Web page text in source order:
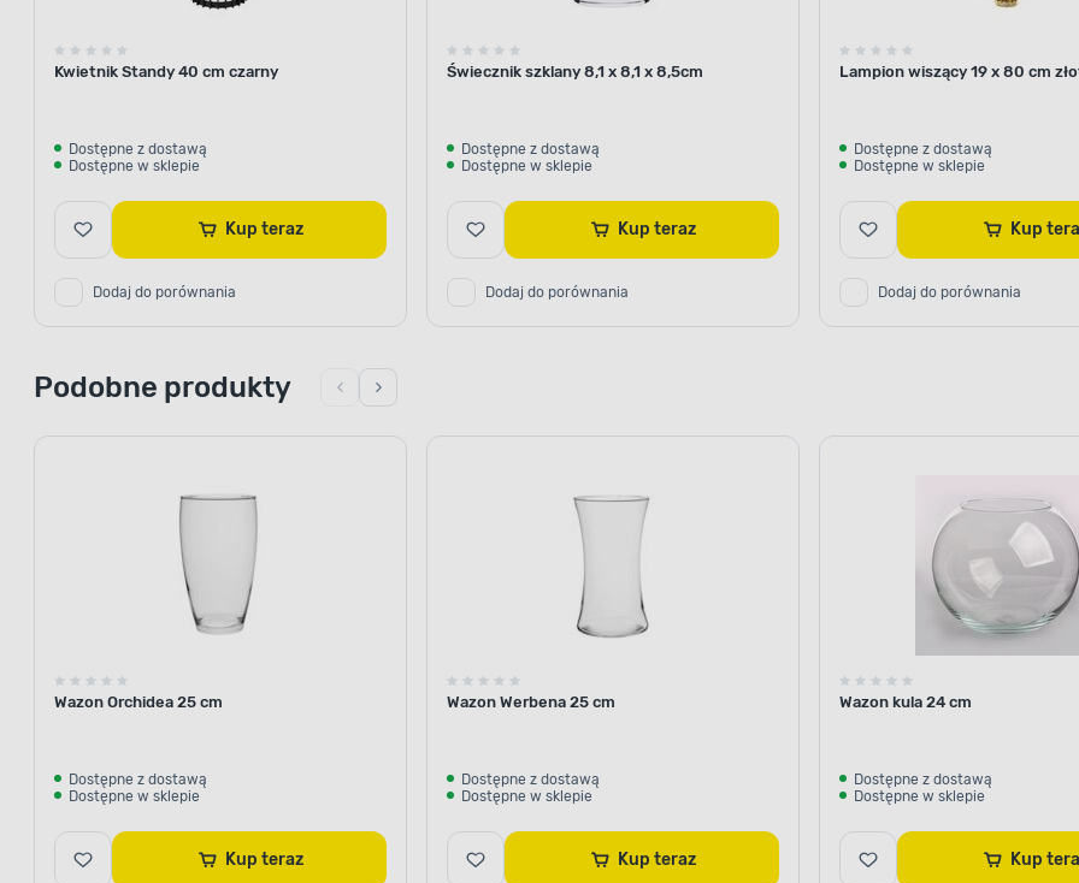
Kwietnik Standy 40 cm czarny
Dostępne z dostawą
Dostępne w sklepie
Kup teraz
Dodaj do porównania
Świecznik szklany 8,1 x 8,1 x 8,5cm
Dostępne z dostawą
Dostępne w sklepie
Kup teraz
Dodaj do porównania
Lampion wiszący 19 x 80 cm
Dostępne z dostawą
Dostępne w sklepie
Kup
Dodaj do porównania
Podobne produkty
Wazon Orchidea 25 cm
Dostępne z dostawą
Dostępne w sklepie
Kup teraz
Wazon Werbena 25 cm
Dostępne z dostawą
Dostępne w sklepie
Kup teraz
Wazon kula 24 cm
Dostępne z dostawą
Dostępne w sklepie
Kup